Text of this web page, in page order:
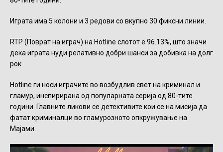
Играта има 5 колони и 3 редови со вкупно 30 фиксни линии.
RTP (Поврат на играч) на Hotline слотот е 96.13%, што значи
дека играта нуди релативно добри шанси за добивка на долг
рок.
Hotline ги носи играчите во возбудлив свет на криминал и
гламур, инспирирана од популарната серија од 80-тите
години. Главните ликови се детективите кои се на мисија да
фатат криминалци во гламурозното опкружување на
Мајами.